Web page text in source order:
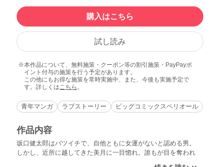
購入はこちら
試し読み
本作品について、無料施策・クーポン等の割引施策・PayPayポ
イント付与の施策を行う予定があります。
この他にもお得な施策を常時実施中、また、今後も実施予定で
す。詳しくはこちら 。
青年マンガ ラブストーリー ビッグコミックスペリオール
作品内容
坂口健太郎はバツイチで、自他ともに女運がないと認める男。
しかし、近所に越してきた美月に一目惚れ。誰もが目を奪われ